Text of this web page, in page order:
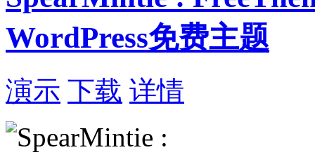
WordPress免费主题
演示 下载 详情